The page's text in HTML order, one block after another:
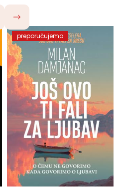
preporučujemo